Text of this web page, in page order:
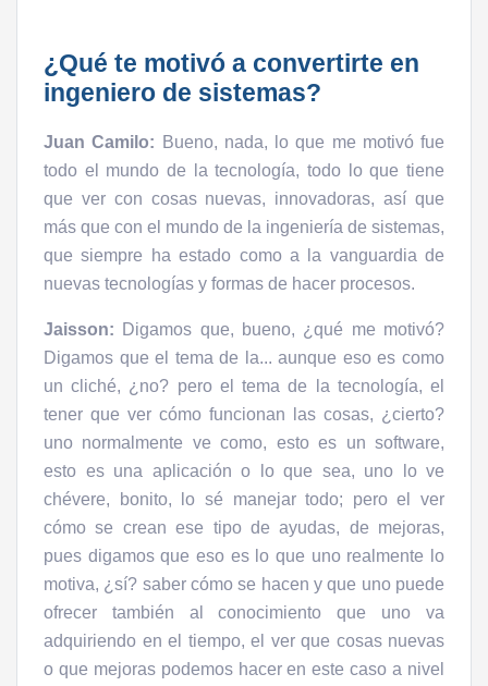
¿Qué te motivó a convertirte en
ingeniero de sistemas?
Juan Camilo: Bueno, nada, lo que me motivó fue
todo el mundo de la tecnología, todo lo que tiene
que ver con cosas nuevas, innovadoras, así que
más que con el mundo de la ingeniería de sistemas,
que siempre ha estado como a la vanguardia de
nuevas tecnologías y formas de hacer procesos.
Jaisson: Digamos que, bueno, ¿qué me motivó?
Digamos que el tema de la... aunque eso es como
un cliché, ¿no? pero el tema de la tecnología, el
tener que ver cómo funcionan las cosas, ¿cierto?
uno normalmente ve como, esto es un software,
esto es una aplicación o lo que sea, uno lo ve
chévere, bonito, lo sé manejar todo; pero el ver
cómo se crean ese tipo de ayudas, de mejoras,
pues digamos que eso es lo que uno realmente lo
motiva, ¿sí? saber cómo se hacen y que uno puede
ofrecer también al conocimiento que uno va
adquiriendo en el tiempo, el ver que cosas nuevas
o que mejoras podemos hacer en este caso a nivel